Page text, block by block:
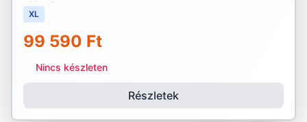
XL
99 590 Ft
Nincs készleten
Részletek